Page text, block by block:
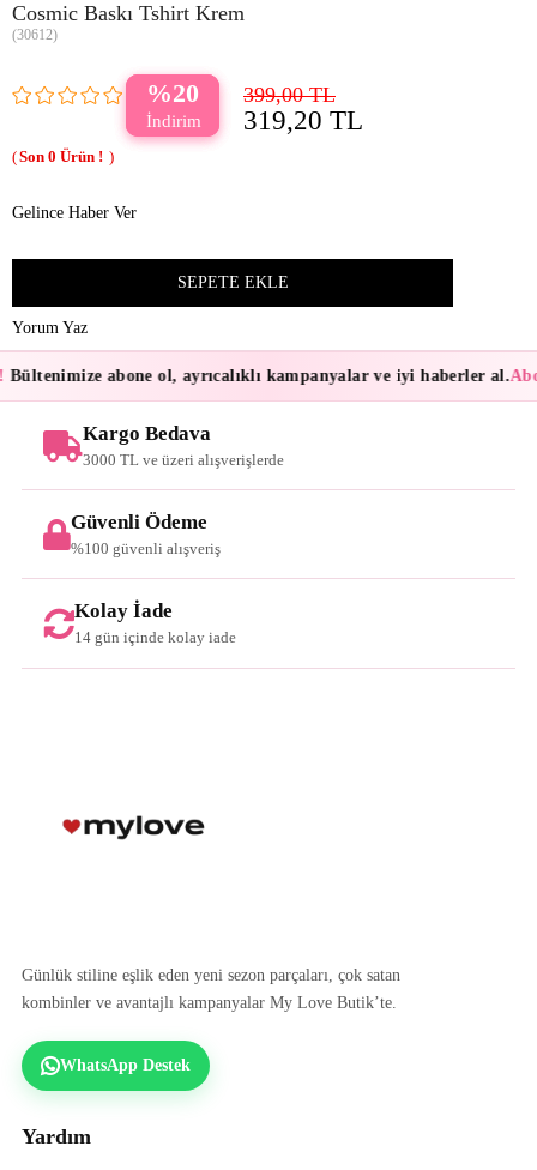
Cosmic Baskı Tshirt Krem
(30612)
20 399,00 TL
319,20 TL
0
Gelince Haber Ver
Yorum Yaz
Bültenimize abone ol, ayrıcalıklı kampanyalar ve iyi haberler al.
Kargo Bedava
3000 TL ve üzeri alışverişlerde
Güvenli Ödeme
%100 güvenli alışveriş
Kolay İade
14 gün içinde kolay iade
Günlük stiline eşlik eden yeni sezon parçaları, çok satan
kombinler ve avantajlı kampanyalar My Love Butik’te.
WhatsApp Destek
Yardım